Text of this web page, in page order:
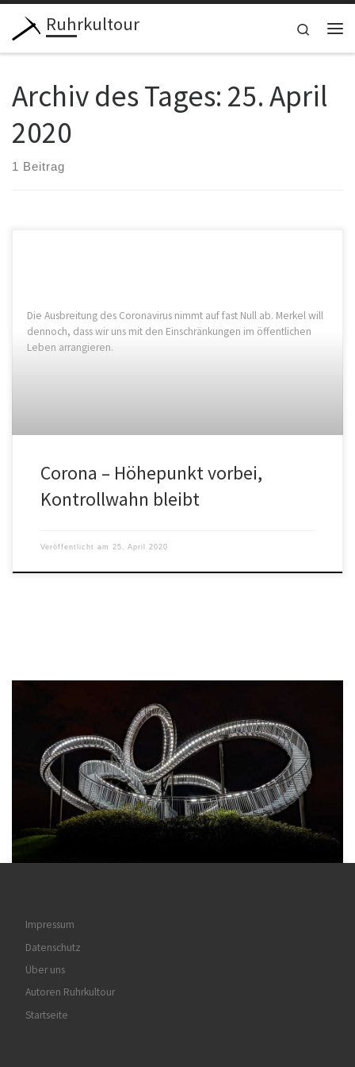
Zum Inhalt springen
Ruhrkultour
Search
Archiv des Tages: 25. April
2020
1 Beitrag
Die Ausbreitung des Coronavirus nimmt auf fast Null ab. Merkel will
dennoch, dass wir uns mit den Einschränkungen im öffentlichen
Leben arrangieren.
Corona – Höhepunkt vorbei,
Kontrollwahn bleibt
Veröffentlicht am 25. April 2020
Impressum
Datenschutz
Über uns
Autoren Ruhrkultour
Startseite